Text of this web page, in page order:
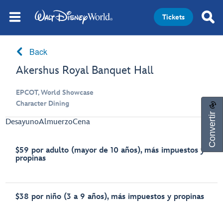
Tickets
Back
Akershus Royal Banquet Hall
EPCOT, World Showcase
Character Dining
DesayunoAlmuerzoCena
$59 por adulto (mayor de 10 años), más impuestos y
propinas
$38 por niño (3 a 9 años), más impuestos y propinas
Convertir